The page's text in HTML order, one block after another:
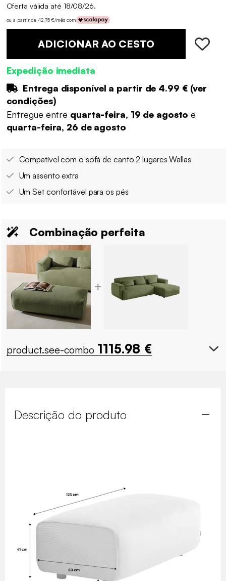
Oferta válida até 18/08/26.
ou a partir de 42,75 €/mês com
ADICIONAR AO CESTO
Expedição imediata
Entrega disponível a partir de 4.99 €(ver
condições)
Entregue entre quarta-feira, 19 de agostoe
quarta-feira, 26 de agosto
Compatível com o sofá de canto 2 lugares Wallas
Um assento extra
Um Set confortável para os pés
Combinação perfeita
product.see-combo 1115.98 €
Descrição do produto